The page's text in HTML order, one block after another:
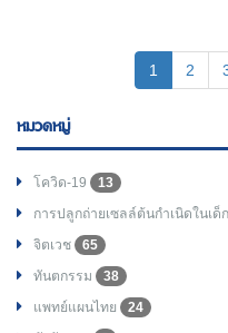
1 (current)
2
หมวดหมู่
โควิด-19
13
การปลูกถ่ายเซลล์ต้นกำเนิดในเด็ก
จิตเวช
65
ทันตกรรม
38
แพทย์แผนไทย
24